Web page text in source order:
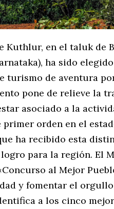
Kuthlur, en el taluk de
ha sido
turismo de aventura
pone de relieve la
asociado a la
orden en el
ha recibido esta
para la región. El
al Mejor
y fomentar el
a los cinco